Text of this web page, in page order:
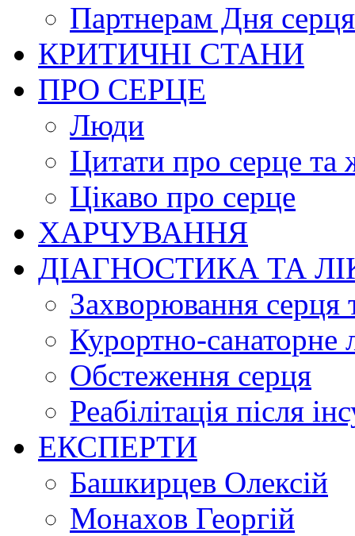
Партнерам Дня серця
КРИТИЧНІ СТАНИ
ПРО СЕРЦЕ
Люди
Цитати про серце та
Цікаво про серце
ХАРЧУВАННЯ
ДІАГНОСТИКА ТА
Захворювання серця
Курортно-cанаторне
Обстеження серця
Реабілітація після
ЕКСПЕРТИ
Башкирцев Олексій
Монахов Георгій